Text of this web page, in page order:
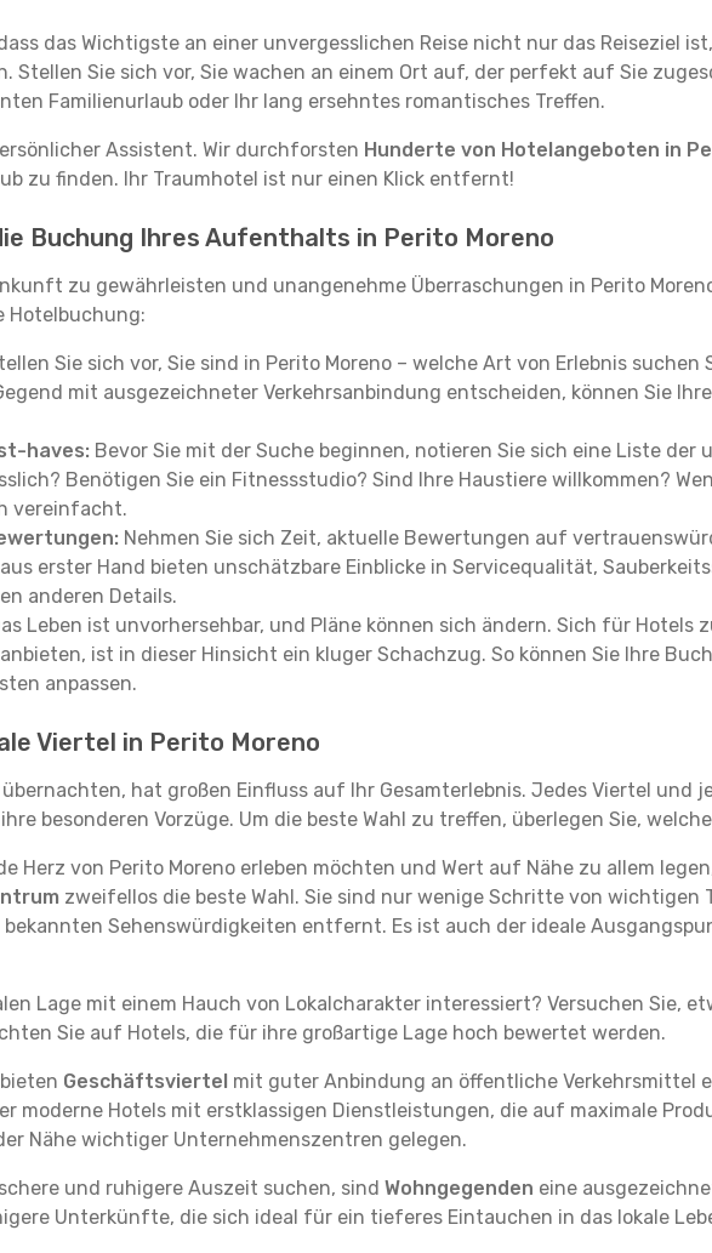
das Wichtigste an einer unvergesslichen Reise nicht nur das Reiseziel
Stellen Sie sich vor, Sie wachen an einem Ort auf, der perfekt auf Sie
Familienurlaub oder Ihr lang ersehntes romantisches Treffen.
Assistent. Wir durchforsten Hunderte von Hotelangeboten in
zu finden. Ihr Traumhotel ist nur einen Klick entfernt!
Buchung Ihres Aufenthalts in Perito Moreno
zu gewährleisten und unangenehme Überraschungen in Perito
Hotelbuchung:
Sie sich vor, Sie sind in Perito Moreno – welche Art von Erlebnis
mit ausgezeichneter Verkehrsanbindung entscheiden, können Sie
haves: Bevor Sie mit der Suche beginnen, notieren Sie sich eine Liste
Benötigen Sie ein Fitnessstudio? Sind Ihre Haustiere willkommen?
vereinfacht.
Nehmen Sie sich Zeit, aktuelle Bewertungen auf
erster Hand bieten unschätzbare Einblicke in Servicequalität,
anderen Details.
Leben ist unvorhersehbar, und Pläne können sich ändern. Sich für Hotels
ist in dieser Hinsicht ein kluger Schachzug. So können Sie Ihre
anpassen.
Viertel in Perito Moreno
übernachten, hat großen Einfluss auf Ihr Gesamterlebnis. Jedes Viertel und
besonderen Vorzüge. Um die beste Wahl zu treffen, überlegen Sie,
Herz von Perito Moreno erleben möchten und Wert auf Nähe zu allem
zweifellos die beste Wahl. Sie sind nur wenige Schritte von
Sehenswürdigkeiten entfernt. Es ist auch der ideale
Lage mit einem Hauch von Lokalcharakter interessiert? Versuchen Sie,
Sie auf Hotels, die für ihre großartige Lage hoch bewertet werden.
Geschäftsviertel mit guter Anbindung an öffentliche Verkehrsmittel
moderne Hotels mit erstklassigen Dienstleistungen, die auf maximale
Nähe wichtiger Unternehmenszentren gelegen.
und ruhigere Auszeit suchen, sind Wohngegenden eine
Unterkünfte, die sich ideal für ein tieferes Eintauchen in das lokale